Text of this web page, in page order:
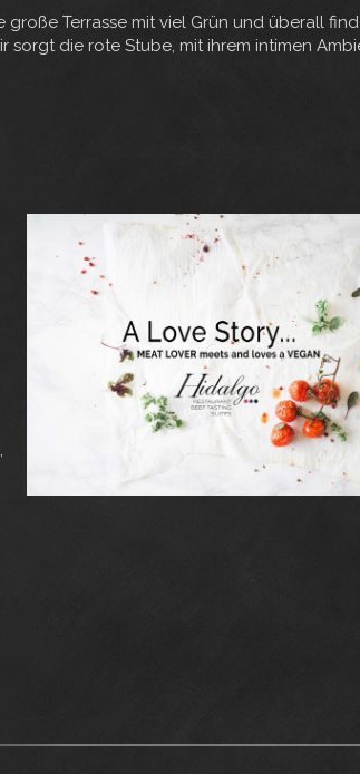
Terrasse mit viel Grün und überall
sorgt die rote Stube, mit ihrem intimen